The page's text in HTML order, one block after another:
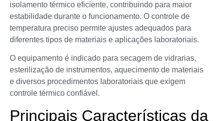
isolamento térmico eficiente, contribuindo para maior
estabilidade durante o funcionamento. O controle de
temperatura preciso permite ajustes adequados para
diferentes tipos de materiais e aplicações laboratoriais.
O equipamento é indicado para secagem de vidrarias,
esterilização de instrumentos, aquecimento de materiais
e diversos procedimentos laboratoriais que exigem
controle térmico confiável.
Principais Características da